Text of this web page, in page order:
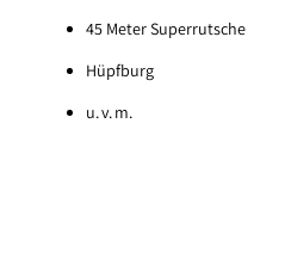
45 Meter Superrutsche
Hüpfburg
u. v. m.